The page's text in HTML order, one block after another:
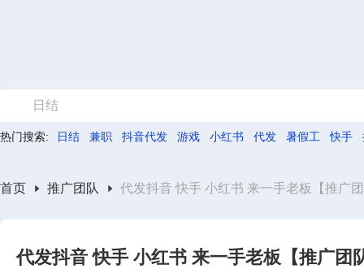
日结
热门搜索: 日结 兼职 抖音代发 游戏 小红书 代发 暑假工 快手
首页 推广团队 代发抖音 快手 小红书 来一手老板【推广
代发抖音 快手 小红书 来一手老板【推广团